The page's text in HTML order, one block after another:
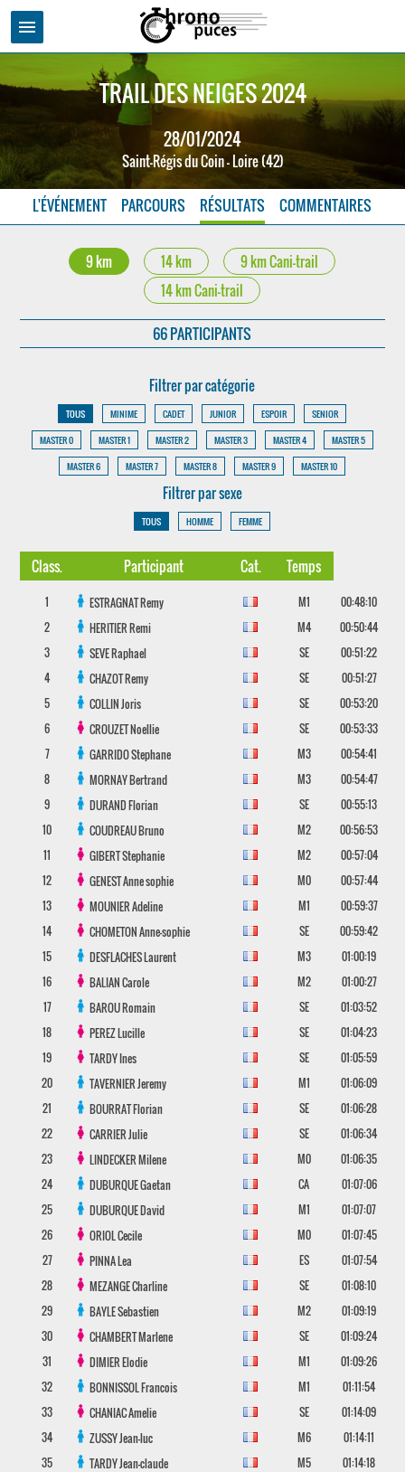
menu
TRAIL DES NEIGES 2024
28/01/2024
Saint-Régis du Coin - Loire (42)
L'ÉVÉNEMENT PARCOURS RÉSULTATS COMMENTAIRES
9 km 14 km
9 km Cani-trail
14 km Cani-trail
66 PARTICIPANTS
Filtrer par catégorie
TOUS MINIME CADET JUNIOR ESPOIR
SENIOR
MASTER 0
MASTER 1 MASTER 2 MASTER 3 MASTER 4
MASTER 5
MASTER 6
MASTER 7 MASTER 8 MASTER 9 MASTER 10
Filtrer par sexe
TOUS HOMME FEMME
Class. Participant Cat. Temps
1 ESTRAGNATRemy M1
00:48:10
2
HERITIERRemi M4
00:50:44
3
SEVERaphael SE
00:51:22
4
CHAZOTRemy SE
00:51:27
5
COLLINJoris SE
00:53:20
6
CROUZETNoellie SE
00:53:33
7
GARRIDOStephane M3
00:54:41
8
MORNAYBertrand M3
00:54:47
9
DURANDFlorian SE
00:55:13
10
COUDREAUBruno M2
00:56:53
11
GIBERTStephanie M2
00:57:04
12
GENESTAnne sophie M0
00:57:44
13
MOUNIERAdeline M1
00:59:37
14
CHOMETONAnne-sophie SE
00:59:42
15
DESFLACHESLaurent M3
01:00:19
16
BALIANCarole M2
01:00:27
17
BAROURomain SE
01:03:52
18
PEREZLucille SE
01:04:23
19
TARDYInes SE
01:05:59
20
TAVERNIERJeremy M1
01:06:09
21
BOURRATFlorian SE
01:06:28
22
CARRIERJulie SE
01:06:34
23
LINDECKERMilene M0
01:06:35
24
DUBURQUEGaetan CA
01:07:06
25
DUBURQUEDavid M1
01:07:07
26
ORIOLCecile M0
01:07:45
27
PINNALea ES
01:07:54
28
MEZANGECharline SE
01:08:10
29
BAYLESebastien M2
01:09:19
30
CHAMBERTMarlene SE
01:09:24
31
DIMIERElodie M1
01:09:26
32
BONNISSOLFrancois M1
01:11:54
33
CHANIACAmelie SE
01:14:09
34
ZUSSYJean-luc M6
01:14:11
35
TARDYJean-claude M5
01:14:18